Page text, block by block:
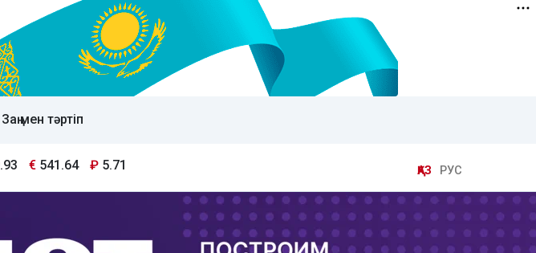
Заң мен тәртіп
€ 541.64 ₽ 5.71 ҚАЗ РУС